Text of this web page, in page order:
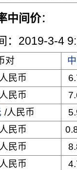
中间价：
2019-3-4
对
民币
民币
/人民币
民币
民币
民币